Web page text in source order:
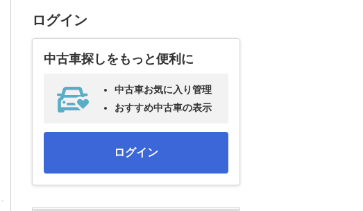
ログイン
中古車探しをもっと便利に
中古車お気に入り管理
おすすめ中古車の表示
ログイン